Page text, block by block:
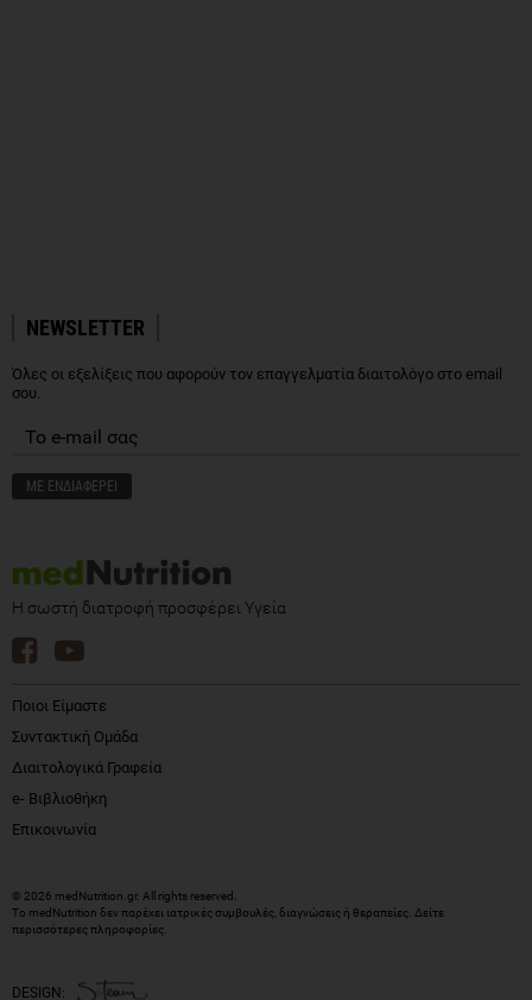
NEWSLETTER
Όλες οι εξελίξεις που αφορούν τον επαγγελματία διαιτολόγο στο email
σου.
Η σωστή διατροφή προσφέρει Υγεία
Ποιοι Είμαστε
Συντακτική Ομάδα
Διαιτολογικά Γραφεία
e- Βιβλιοθήκη
Επικοινωνία
© 2026 medNutrition.gr. All rights reserved.
Το medNutrition δεν παρέχει ιατρικές συμβουλές, διαγνώσεις ή θεραπείες. Δείτε
περισσότερες πληροφορίες
DESIGN: